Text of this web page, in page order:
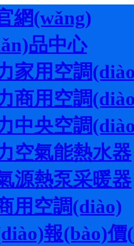
網(wǎng)
品中心
家用空調
商用空調
中央空調
空氣能熱水器
源熱泵采暖器
用空調(diào)
報(bào)